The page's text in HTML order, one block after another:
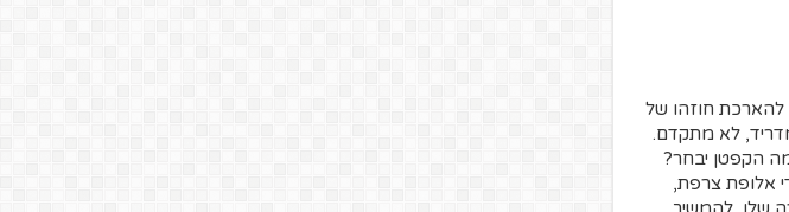
להארכת חוזהו של
לא מתקדם.
הקפטן יבחר?
אלופת צרפת,